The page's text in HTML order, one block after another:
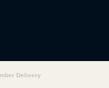
Delivery